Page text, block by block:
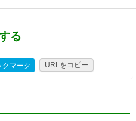
る
クマーク URLをコピー